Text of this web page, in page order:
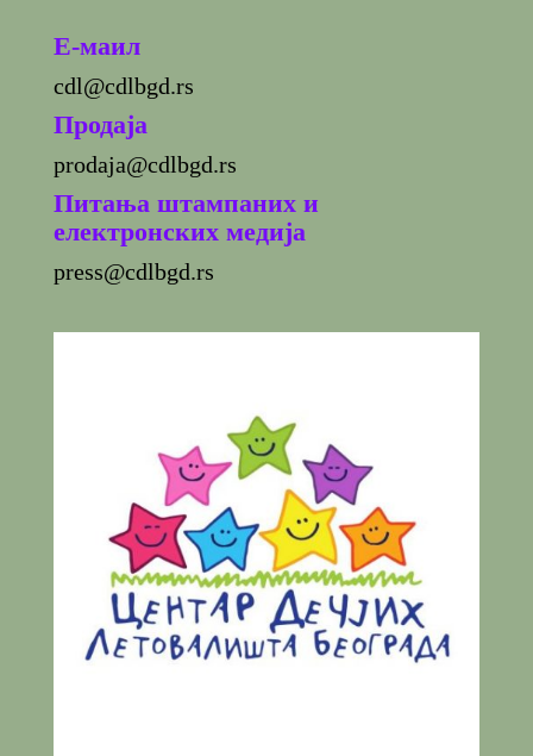
E-маил
cdl@cdlbgd.rs
Продаја
prodaja@cdlbgd.rs
Питања штампаних и
електронских медија
press@cdlbgd.rs